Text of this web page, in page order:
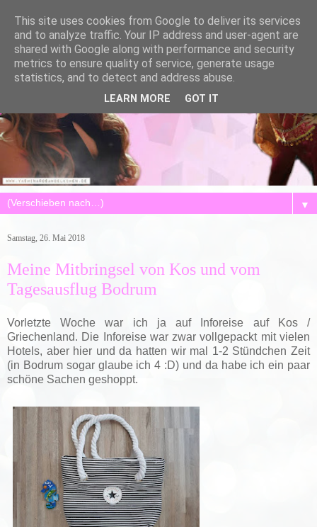
▼
Samstag, 26. Mai 2018
Meine Mitbringsel von Kos und vom
Tagesausflug Bodrum
Vorletzte Woche war ich ja auf Inforeise auf Kos /
Griechenland. Die Inforeise war zwar vollgepackt mit vielen
Hotels, aber hier und da hatten wir mal 1-2 Stündchen Zeit
(in Bodrum sogar glaube ich 4 :D) und da habe ich ein paar
schöne Sachen geshoppt.
This site uses cookies from Google to deliver its services
and to analyze traffic. Your IP address and user-agent are
shared with Google along with performance and security
metrics to ensure quality of service, generate usage
statistics, and to detect and address abuse.
LEARN MORE GOT IT